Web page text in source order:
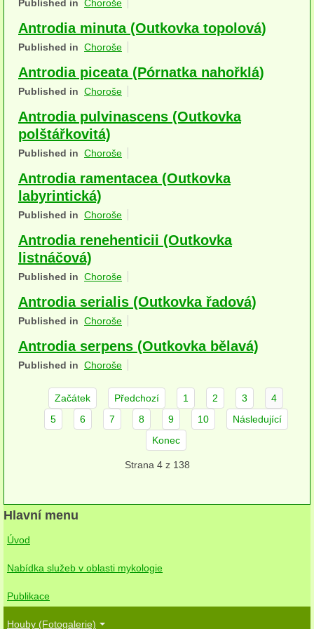
podle typu plodnic
Apothecia
mykorhizni
terestrické saprotrofní
fungikolní
šišky, plody, květy
koprofilní
lichenizované
muscikolni
herbikolní-jednoděložné
herbikolní-kapraďorosty
Perithecia stromatická
Kornacovité
Choroše
Published in Choroše
Antrodia minuta (Outkovka topolová)
Published in Choroše
Antrodia piceata (Pórnatka nahořklá)
Published in Choroše
Antrodia pulvinascens (Outkovka
polštářkovitá)
Published in Choroše
Antrodia ramentacea (Outkovka
labyrintická)
Published in Choroše
Antrodia renehenticii (Outkovka
listnáčová)
Published in Choroše
Antrodia serialis (Outkovka řadová)
Published in Choroše
Antrodia serpens (Outkovka bělavá)
Published in Choroše
Začátek Předchozí 1 2 3
4
5
6 7 8 9 10
Následující
Konec
Strana 4 z 138
Hlavní menu
Úvod
Nabídka služeb v oblasti mykologie
Publikace
Houby (Fotogalerie)